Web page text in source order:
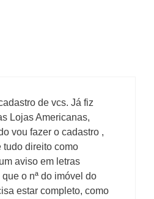
de vcs. Já fiz
Lojas Americanas,
vou fazer o cadastro ,
tudo direito como
aviso em letras
o nª do imóvel do
estar completo, como